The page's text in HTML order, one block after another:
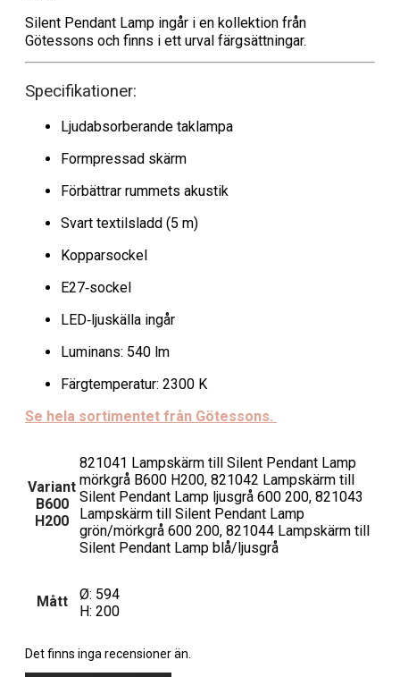
Silent Pendant Lamp ingår i en kollektion från
Götessons och finns i ett urval färgsättningar.
Specifikationer:
Ljudabsorberande taklampa
Formpressad skärm
Förbättrar rummets akustik
Svart textilsladd (5 m)
Kopparsockel
E27‑sockel
LED‑ljuskälla ingår
Luminans: 540 lm
Färgtemperatur: 2300 K
Se hela sortimentet från Götessons.
Variant
B600
H200
821041 Lampskärm till Silent Pendant Lamp
mörkgrå B600 H200, 821042 Lampskärm till
Silent Pendant Lamp ljusgrå 600 200, 821043
Lampskärm till Silent Pendant Lamp
grön/mörkgrå 600 200, 821044 Lampskärm till
Silent Pendant Lamp blå/ljusgrå
Mått
Ø: 594
H: 200
Det finns inga recensioner än.